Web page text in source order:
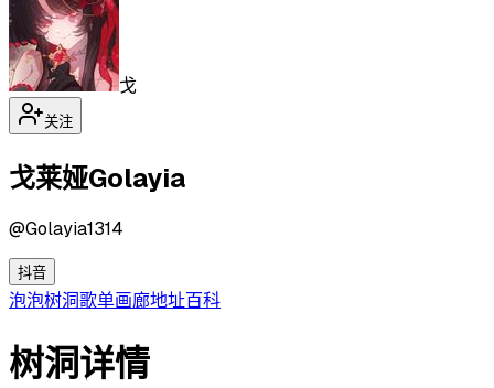
戈
关注
戈莱娅Golayia
@Golayia1314
抖音
泡泡树洞歌单画廊地址百科
树洞详情